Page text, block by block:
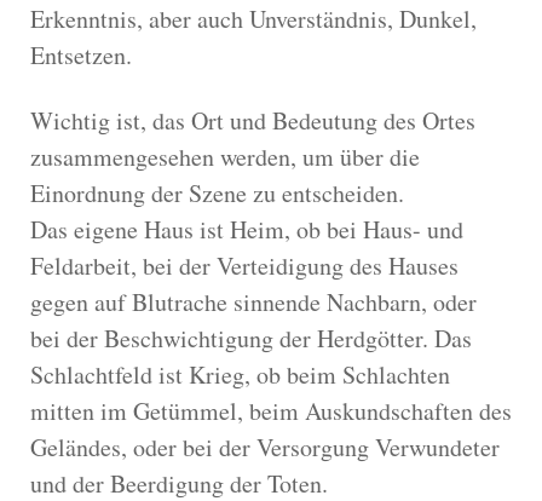
Erkenntnis, aber auch Unverständnis, Dunkel,
Entsetzen.
Wichtig ist, das Ort und Bedeutung des Ortes
zusammengesehen werden, um über die
Einordnung der Szene zu entscheiden.
Das eigene Haus ist Heim, ob bei Haus- und
Feldarbeit, bei der Verteidigung des Hauses
gegen auf Blutrache sinnende Nachbarn, oder
bei der Beschwichtigung der Herdgötter. Das
Schlachtfeld ist Krieg, ob beim Schlachten
mitten im Getümmel, beim Auskundschaften des
Geländes, oder bei der Versorgung Verwundeter
und der Beerdigung der Toten.